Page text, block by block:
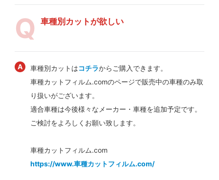
車種別カットが欲しい
車種別カットはコチラからご購入できます。
車種カットフィルム.comのページで販売中の車種のみ取
り扱いがございます。
適合車種は今後様々なメーカー・車種を追加予定です。
ご検討をよろしくお願い致します。
車種カットフィルム.com
https://www.車種カットフィルム.com/